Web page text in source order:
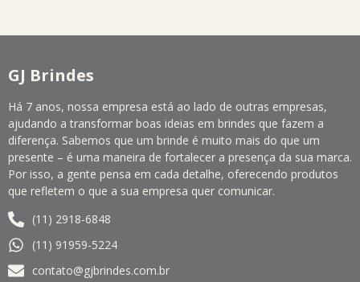
GJ Brindes
Há 7 anos, nossa empresa está ao lado de outras empresas,
ajudando a transformar boas ideias em brindes que fazem a
diferença. Sabemos que um brinde é muito mais do que um
presente – é uma maneira de fortalecer a presença da sua marca.
Por isso, a gente pensa em cada detalhe, oferecendo produtos
que refletem o que a sua empresa quer comunicar.
(11) 2918-6848
(11) 91959-5224
contato@gjbrindes.com.br